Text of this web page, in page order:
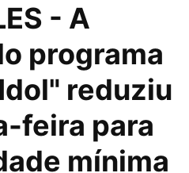
- A
programa
reduziu
feira para
mínima